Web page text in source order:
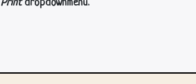
Printdropdownmenu.